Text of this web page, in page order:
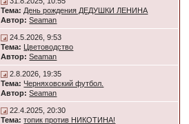
Тема: День рождения ДЕДУШКИ ЛЕНИНА
Автор: Seaman
24.5.2026, 9:53
Тема: Цветоводство
Автор: Seaman
2.8.2026, 19:35
Тема: Черняховский футбол.
Автор: Seaman
22.4.2025, 20:30
Тема: топик против НИКОТИНА!